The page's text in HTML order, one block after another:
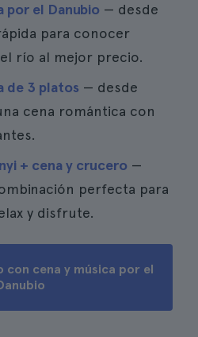
por el Danubio — desde
para conocer
río al mejor precio.
de 3 platos — desde
cena romántica con
+ cena y crucero —
perfecta para
y disfrute.
con cena y música por el